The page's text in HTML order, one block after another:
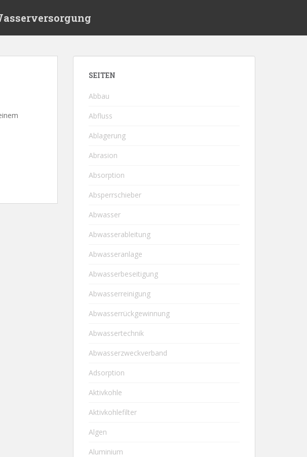
SEITEN
Abbau
Abfluss
Ablagerung
Abrasion
Absorption
Absperrschieber
Abwasser
Abwasserableitung
Abwasseranlage
Abwasserbeseitigung
Abwasserreinigung
Abwasserrückgewinnung
Abwassertechnik
Abwasserzweckverband
Adsorption
Aktivkohle
Aktivkohlefilter
Algen
Aluminium